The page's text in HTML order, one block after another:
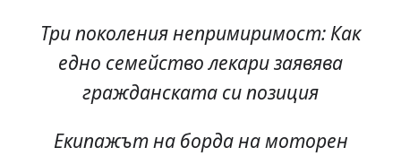
Три поколения непримиримост: Как
едно семейство лекари заявява
гражданската си позиция
Екипажът на борда на моторен